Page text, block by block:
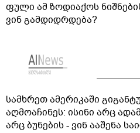
ფული ამ ზოდიაქოს
ვინ გამდიდრდება?
სამხრეთ ამერიკაში
აღმოაჩინეს: ისინი არც
არც ბუნების - ვინ ააშენა